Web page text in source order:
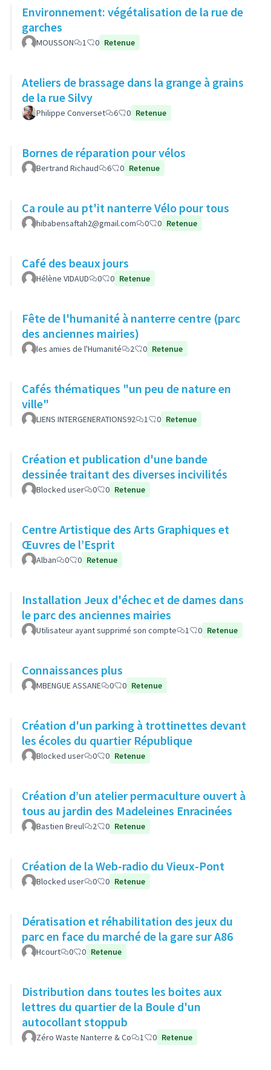
Environnement: végétalisation de la rue de
garches
MOUSSON 1 0 Retenue
Ateliers de brassage dans la grange à grains
de la rue Silvy
Philippe Converset 6 0 Retenue
Bornes de réparation pour vélos
Bertrand Richaud 6 0 Retenue
Ca roule au pt'it nanterre Vélo pour tous
hibabensaftah2@gmail.com 0 0 Retenue
Café des beaux jours
Hélène VIDAUD 0 0 Retenue
Fête de l'humanité à nanterre centre (parc
des anciennes mairies)
les amies de l'Humanité 2 0 Retenue
Cafés thématiques "un peu de nature en
ville"
LIENS INTERGENERATIONS92 1 0 Retenue
Création et publication d'une bande
dessinée traitant des diverses incivilités
Blocked user 0 0 Retenue
Centre Artistique des Arts Graphiques et
Œuvres de l’Esprit
Alban 0 0 Retenue
Installation Jeux d'échec et de dames dans
le parc des anciennes mairies
Utilisateur ayant supprimé son compte 1 0 Retenue
Connaissances plus
MBENGUE ASSANE 0 0 Retenue
Création d'un parking à trottinettes devant
les écoles du quartier République
Blocked user 0 0 Retenue
Création d’un atelier permaculture ouvert à
tous au jardin des Madeleines Enracinées
Bastien Breul 2 0 Retenue
Création de la Web-radio du Vieux-Pont
Blocked user 0 0 Retenue
Dératisation et réhabilitation des jeux du
parc en face du marché de la gare sur A86
Hcourt 0 0 Retenue
Distribution dans toutes les boites aux
lettres du quartier de la Boule d'un
autocollant stoppub
Zéro Waste Nanterre & Co 1 0 Retenue